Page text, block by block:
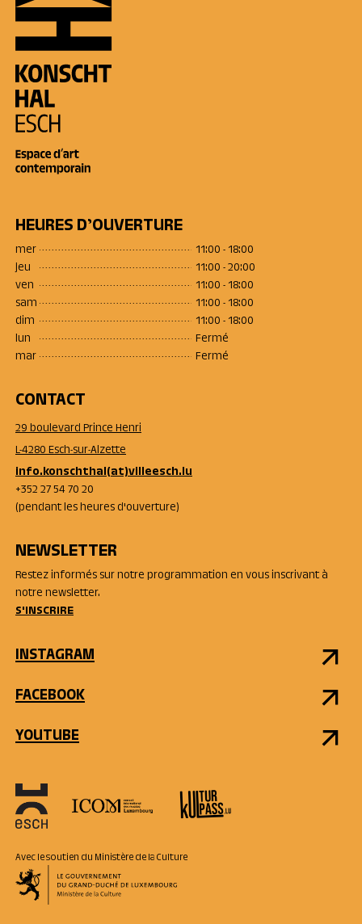
HEURES D’OUVERTURE
mer
11:00 - 18:00
jeu
11:00 - 20:00
ven
11:00 - 18:00
sam
11:00 - 18:00
dim
11:00 - 18:00
lun
Fermé
mar
Fermé
CONTACT
29 boulevard Prince Henri
L-4280 Esch-sur-Alzette
info.konschthal(at)villeesch.lu
+352 27 54 70 20
(pendant les heures d'ouverture)
NEWSLETTER
Restez informés sur notre programmation en vous inscrivant à
notre newsletter.
S'INSCRIRE
INSTAGRAM
FACEBOOK
YOUTUBE
Avec le soutien du Ministère de la Culture